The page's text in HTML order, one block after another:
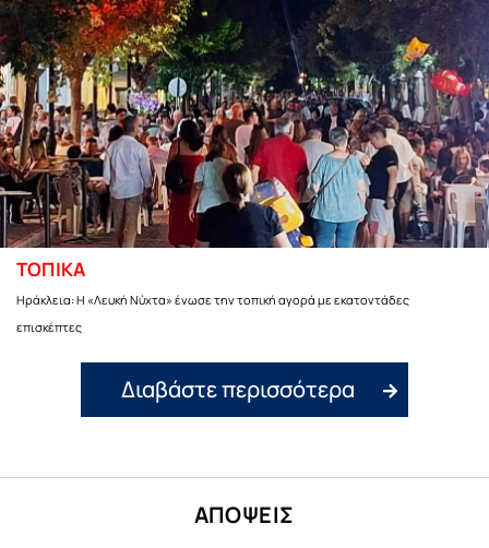
ΤΟΠΙΚΑ
Ηράκλεια: Η «Λευκή Νύχτα» ένωσε την τοπική αγορά με εκατοντάδες
επισκέπτες
Διαβάστε περισσότερα
ΑΠΟΨΕΙΣ